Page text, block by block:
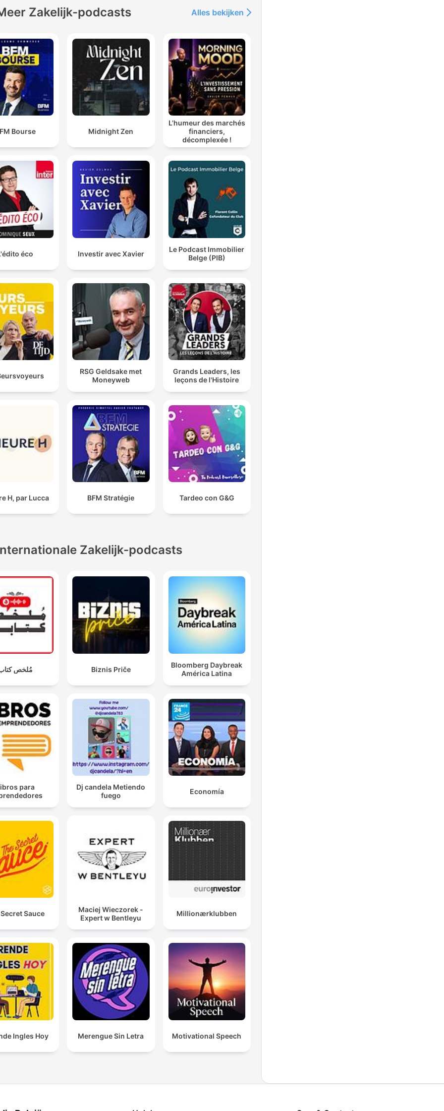
Zakelijk-podcasts Alles bekijken
Bourse Midnight Zen
L’humeur des marchés
financiers,
décomplexée !
éco Investir avec Xavier
Le Podcast Immobilier
Belge (PIB)
RSG Geldsake met
Moneyweb
Grands Leaders, les
leçons de l'Histoire
H, par Lucca BFM Stratégie Tardeo con G&G
Zakelijk-podcasts
مُلخص Biznis Priče
Bloomberg Daybreak
América Latina
para
Dj candela Metiendo
fuego
Economía
Sauce
Maciej Wieczorek -
Expert w Bentleyu
Millionærklubben
Ingles Hoy Merengue Sin Letra Motivational Speech